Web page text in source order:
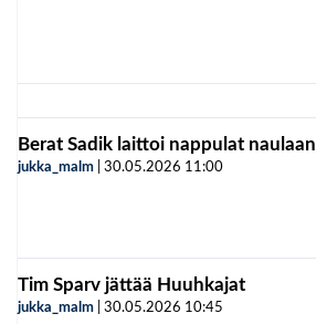
Berat Sadik laittoi nappulat naulaan
jukka_malm 30.05.2026 11:00
Tim Sparv jättää Huuhkajat
jukka_malm 30.05.2026 10:45